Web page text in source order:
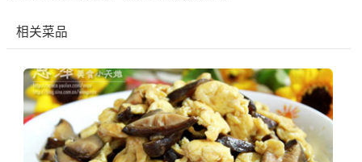
相关菜品